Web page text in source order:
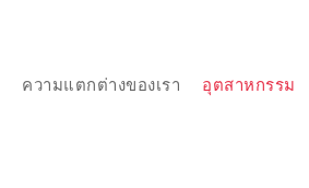
ความแตกต่างของเรา อุตสาหกรรม